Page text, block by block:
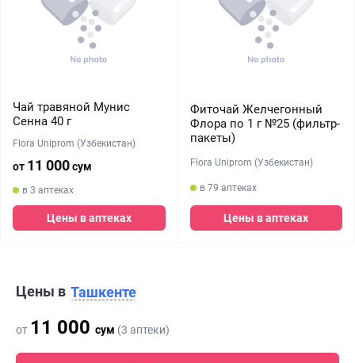
Чай травяной Мунис
Сенна 40 г
Flora Uniprom (Узбекистан)
от 11 000сум
в 3 аптеках
Цены в аптеках
Фиточай Желчегонный
Флора по 1 г №25 (фильтр-
пакеты)
Flora Uniprom (Узбекистан)
в 79 аптеках
Цены в аптеках
Цены в Ташкенте
от 11 000 сум (3 аптеки)